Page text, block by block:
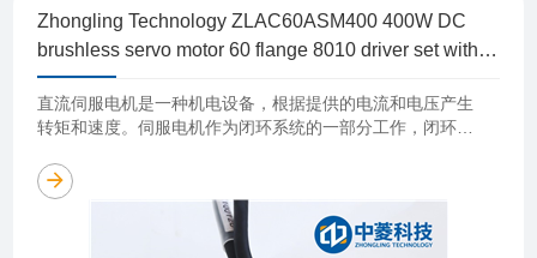
Zhongling Technology ZLAC60ASM400 400W DC
brushless servo motor 60 flange 8010 driver set with
built-in encoder
直流伺服电机是一种机电设备，根据提供的电流和电压产生
转矩和速度。伺服电机作为闭环系统的一部分工作，闭环系